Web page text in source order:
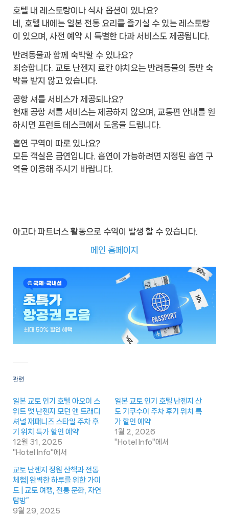
호텔 내 레스토랑이나 식사 옵션이 있나요?
네, 호텔 내에는 일본 전통 요리를 즐기실 수 있는 레스토랑
이 있으며, 사전 예약 시 특별한 다과 서비스도 제공됩니다.
반려동물과 함께 숙박할 수 있나요?
죄송합니다. 교토 난젠지 료칸 야치요는 반려동물의 동반 숙
박을 받지 않고 있습니다.
공항 셔틀 서비스가 제공되나요?
현재 공항 셔틀 서비스는 제공하지 않으며, 교통편 안내를 원
하시면 프런트 데스크에서 도움을 드립니다.
흡연 구역이 따로 있나요?
모든 객실은 금연입니다. 흡연이 가능하려면 지정된 흡연 구
역을 이용해 주시기 바랍니다.
아고다 파트너스 활동으로 수익이 발생 할 수 있습니다.
메인 홈페이지
관련
일본 교토 인기 호텔 아오이 스
위트 앳 난젠지 모던 앤 트래디
셔널 재패니즈 스타일 주차 후
기 위치 특가 할인 예약
12월 31, 2025
"Hotel Info"에서
일본 교토 인기 호텔 난젠지 산
도 기쿠수이 주차 후기 위치 특
가 할인 예약
1월 2, 2026
"Hotel Info"에서
교토 난젠지 정원 산책과 전통
체험| 완벽한 하루를 위한 가이
드 | 교토 여행, 전통 문화, 자연
탐방”
9월 29, 2025